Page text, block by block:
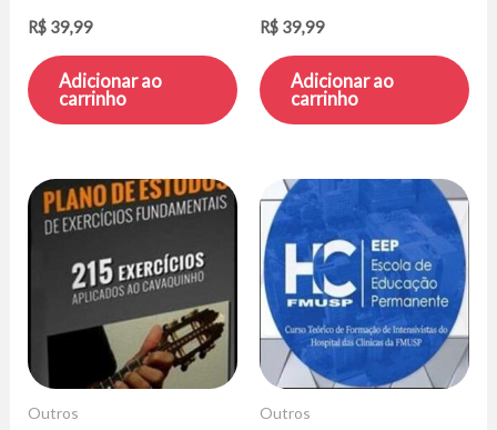
R$ 39,99
Adicionar ao
carrinho
R$ 39,99
Adicionar ao
carrinho
Outros Outros